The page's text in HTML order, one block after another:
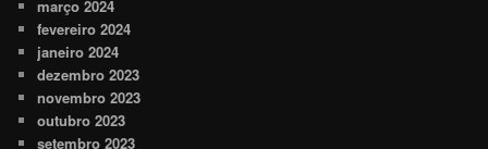
março 2024
fevereiro 2024
janeiro 2024
dezembro 2023
novembro 2023
outubro 2023
setembro 2023